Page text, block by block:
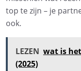
top te zijn – je
ook.
LEZEN wat is
(2025)